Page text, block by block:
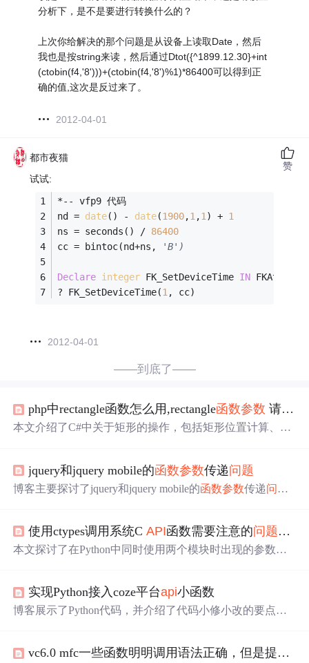
分析下，是不是要进行转换什么的？
上次你给解决的那个问题是从设备上读取Date，然后
我也是按string来读，然后通过Dtot({^1899.12.30}+int
(ctobin(f4,'8')))+(ctobin(f4,'8')%1)*86400可以得到正
确的值,这次是反过来了。
2012-04-01
都市夜猫
试试:
*-- vfp9 代码
nd = date() - date(1900,1 ,1 ) + 1
ns = seconds() / 86400
cc = bintoc(nd+ns,
'B')
Declare integer FK_SetDeviceTime IN
? FK_SetDeviceTime(1 , cc)
2012-04-01
赞
——到底了——
php中rectangle函数怎么用,rectangle函数参数 请教VB中使用
本文介绍了C#中关于矩形的操作，包括矩形位置计算、Re
jquery和jquery mobile的函数参数传递问题
博客主要探讨了jquery和jquery mobile的函数参数传递问题
了调用方式、注意事项及参数设置示例。
使用ctypes调用系统CAPI函数需要注意的问题，
本文探讨了在Python中同时使用两个模块时出现的参数类
议。实现Python接入coze平台api小函数
博客展示了Python代码，并介绍了代码小修小改的要点。
_id和user的填写方法。最后提到函数参数需输入问题，可
vc6.0 mfc一些函数明明调用语法正确，但是提示函数或者